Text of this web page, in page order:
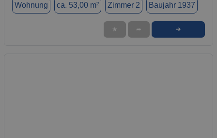
Wohnung ca. 53,00 m² Zimmer 2 Baujahr 1937
★ ➦ ➜